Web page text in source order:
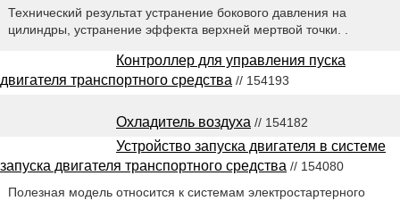
Технический результат устранение бокового давления на
цилиндры, устранение эффекта верхней мертвой точки. .
Контроллер для управления пуска
двигателя транспортного средства // 154193
Охладитель воздуха // 154182
Устройство запуска двигателя в системе
запуска двигателя транспортного средства // 154080
Полезная модель относится к системам электростартерного